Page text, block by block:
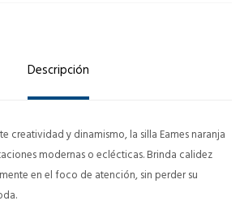
Descripción
creatividad y dinamismo, la silla Eames naranja
modernas o eclécticas. Brinda calidez
en el foco de atención, sin perder su